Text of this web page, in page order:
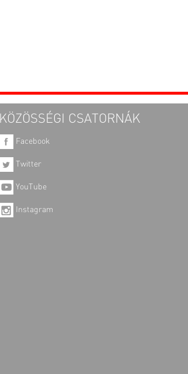
KÖZÖSSÉGI CSATORNÁK
Facebook
Twitter
YouTube
Instagram